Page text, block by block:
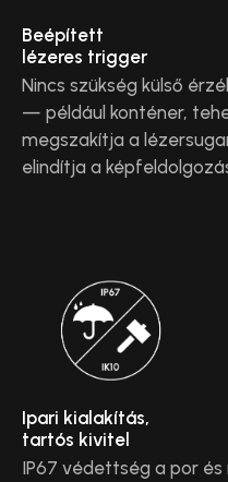
Beépített
lézeres trigger
Nincs szükség külső
— például konténer,
megszakítja a
elindítja a
Ipari kialakítás,
tartós kivitel
IP67 védettség a por és